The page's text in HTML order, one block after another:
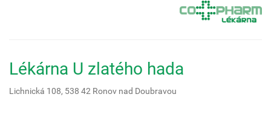
Lékárna U zlatého hada
Lichnická 108, 538 42 Ronov nad Doubravou